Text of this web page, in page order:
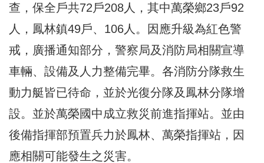
查，保全戶共72戶208人，其中萬榮鄉23戶92
人，鳳林鎮49戶、106人。因應升級為紅色警
戒，廣播通知部分，警察局及消防局相關宣導
車輛、設備及人力整備完畢。各消防分隊救生
動力艇皆已待命，並於光復分隊及鳳林分隊增
設。並於萬榮國中成立救災前進指揮站。並由
後備指揮部預置兵力於鳳林、萬榮指揮站，因
應相關可能發生之災害。